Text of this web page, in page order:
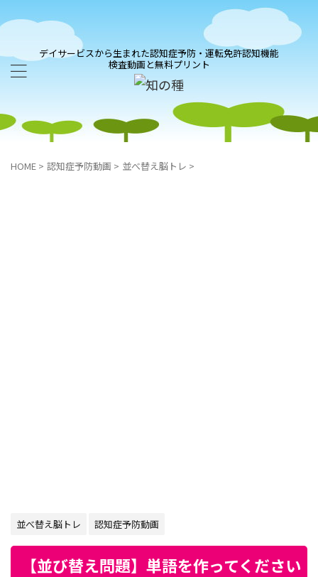
デイサービスから生まれた認知症予防・運転免許認知機能
検査動画と無料プリント
HOME > 認知症予防動画 > 並べ替え脳トレ >
並べ替え脳トレ 認知症予防動画
【並び替え問題】単語を作ってください